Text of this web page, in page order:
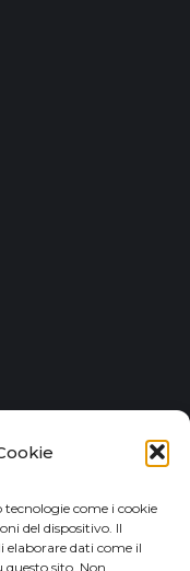
come i cookie
del dispositivo. Il
elaborare dati come il
sito. Non